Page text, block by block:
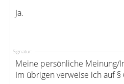
Ja.
Signatur:
Meine persönliche Meinung/
Im übrigen verweise ich auf §